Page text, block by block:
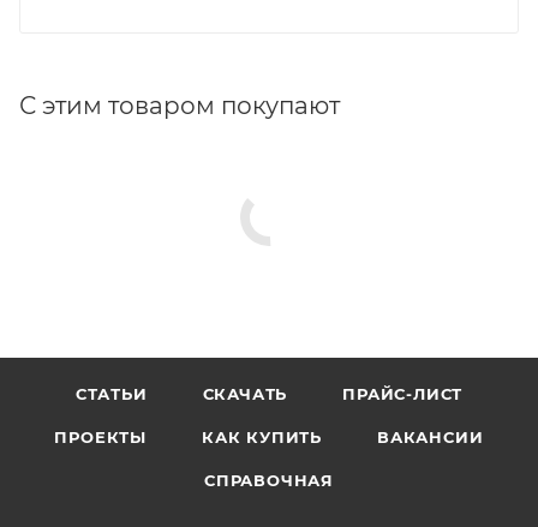
С этим товаром покупают
СТАТЬИ СКАЧАТЬ ПРАЙС-ЛИСТ
ПРОЕКТЫ КАК КУПИТЬ ВАКАНСИИ
СПРАВОЧНАЯ